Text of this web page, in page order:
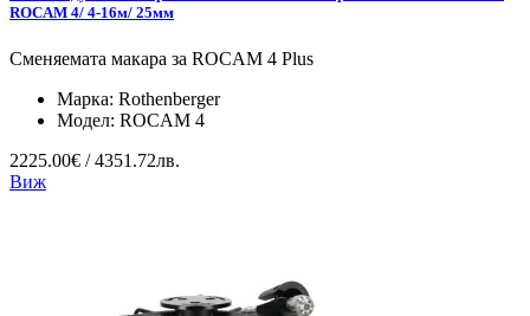
ROCAM 4/ 4-16м/ 25мм
Сменяемата макара за ROCAM 4 Plus
Марка: Rothenberger
Модел: ROCAM 4
2225.00€ / 4351.72лв.
Виж